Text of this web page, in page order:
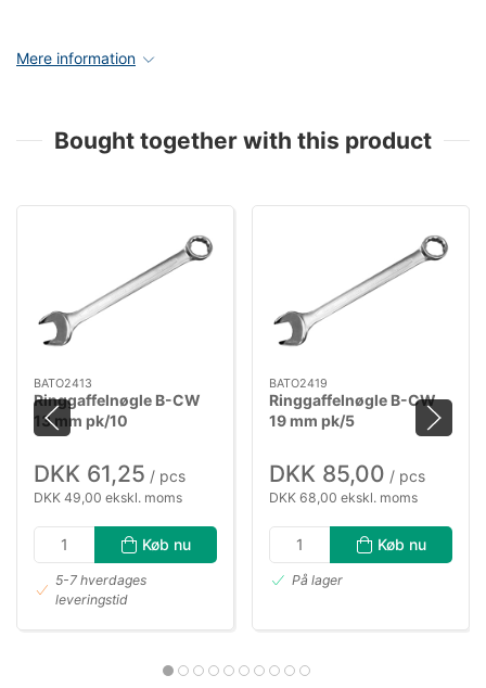
Mere information
Bought together with this product
BATO2413
Ringgaffelnøgle B-CW
13 mm pk/10
DKK 61,25 / pcs
DKK 49,00 ekskl. moms
Køb nu
5-7 hverdages
leveringstid
BATO2419
Ringgaffelnøgle B-CW
19 mm pk/5
DKK 85,00 / pcs
DKK 68,00 ekskl. moms
Køb nu
På lager